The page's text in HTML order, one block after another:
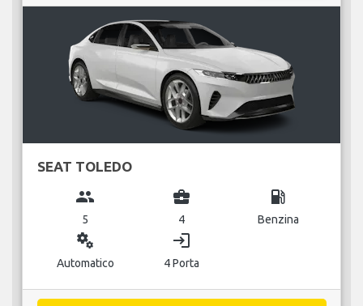
SEAT TOLEDO
group
5
business_center
4
local_gas_station
Benzina
miscellaneous_services
Automatico
login
4 Porta